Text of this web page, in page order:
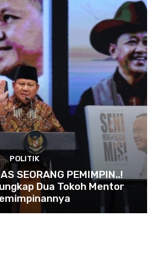
POLITIK
SEORANG PEMIMPIN..!
Dua Tokoh Mentor